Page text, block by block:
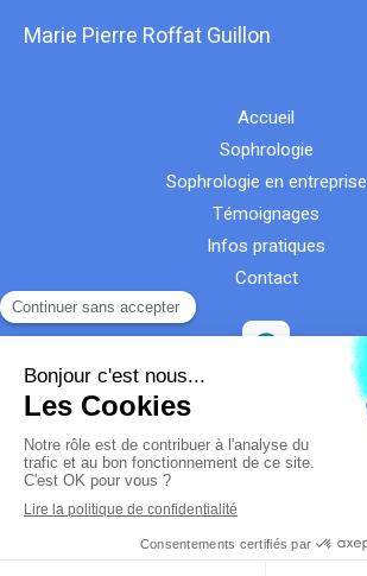
Marie Pierre Roffat Guillon
Accueil
Sophrologie
Sophrologie en entreprise
Témoignages
Infos pratiques
Contact
Plan du site
Mentions légales
Création et référencement du site par Simplébo